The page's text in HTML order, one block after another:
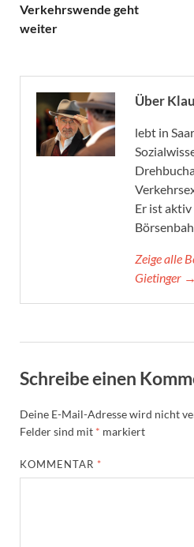
Verkehrswende geht
weiter
Über
lebt in
Er ist
Zeige alle
Gietinger →
Schreibe einen
Deine E-Mail-Adresse wird nicht
Felder sind mit * markiert
KOMMENTAR *